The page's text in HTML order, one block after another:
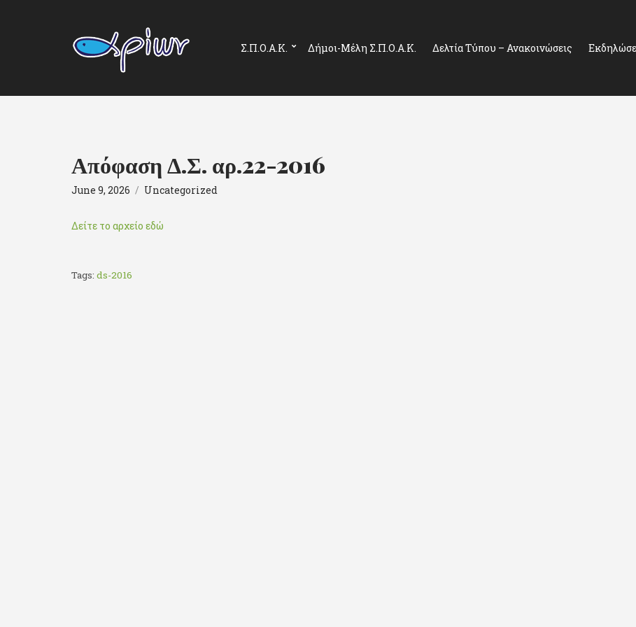
Σ.Π.Ο.Α.Κ. Δήμοι-Μέλη Σ.Π.Ο.Α.Κ. Δελτία Τύπου – Ανακοινώσεις
Απόφαση Δ.Σ. αρ.22-2016
June 9, 2026 Uncategorized
Δείτε το αρχείο εδώ
Tags: ds-2016